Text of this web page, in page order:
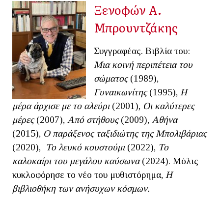
Ξενοφών Α.
Μπρουντζάκης
Συγγραφέας. Βιβλία του:
Μια κοινή περιπέτεια του
σώματος(1989),
Γυναικωνίτης(1995), Η
μέρα άρχισε με το αλεύρι(2001), Οι καλύτερες
μέρες(2007), Από στήθους(2009), Αθήνα
(2015), Ο παράξενος ταξιδιώτης της Μπολιβάριας
(2020),
Το λευκό κουστούμι(2022), Το
καλοκαίρι του μεγάλου καύσωνα(2024). Μόλις
κυκλοφόρησε το νέο του μυθιστόρημα, Η
βιβλιοθήκη των ανήσυχων κόσμων.